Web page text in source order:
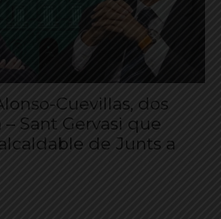
Cuevillas, dos
Sant Gervasi que
de Junts a